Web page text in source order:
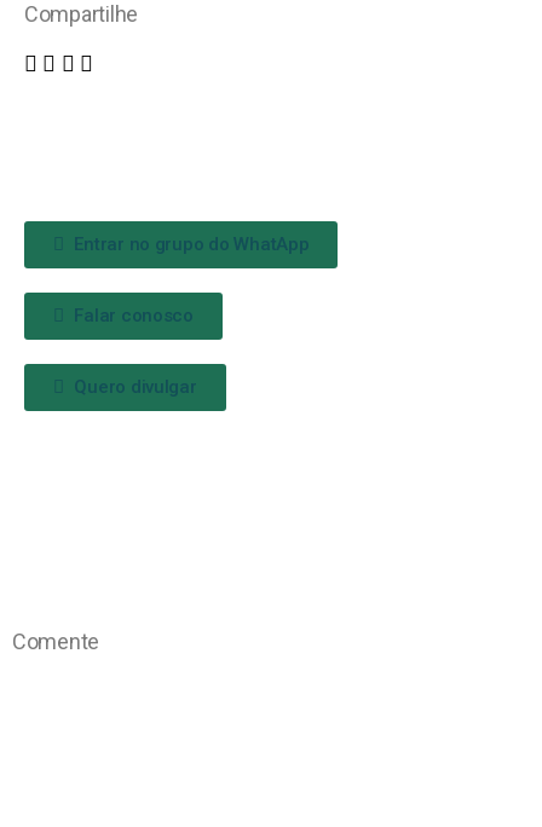
Compartilhe
Entrar no grupo do WhatApp
Falar conosco
Quero divulgar
Comente